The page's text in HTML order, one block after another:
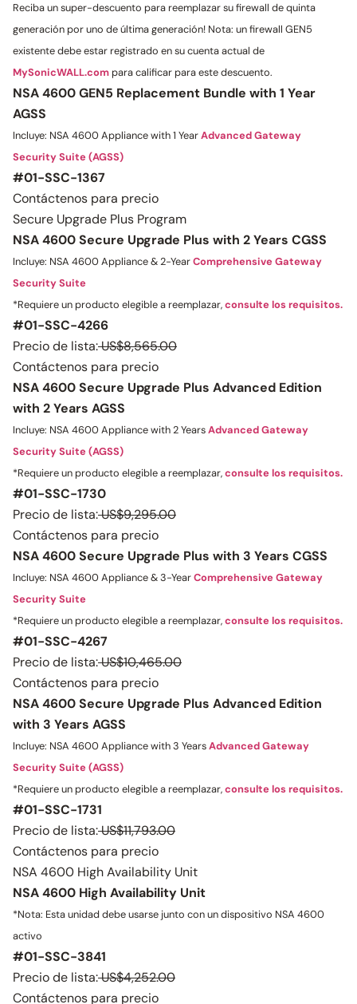
Reciba un super-descuento para reemplazar su firewall de quinta
generación por uno de última generación! Nota: un firewall GEN5
existente debe estar registrado en su cuenta actual de
MySonicWALL.compara calificar para este descuento.
NSA 4600 GEN5 Replacement Bundle with 1 Year
AGSS
Incluye: NSA 4600 Appliance with 1 YearAdvanced Gateway
Security Suite (AGSS)
#01-SSC-1367
Contáctenos para precio
Secure Upgrade Plus Program
NSA 4600 Secure Upgrade Plus with 2 Years CGSS
Incluye: NSA 4600 Appliance & 2-YearComprehensive Gateway
Security Suite
*Requiere un producto elegible a reemplazar,consulte los requisitos.
#01-SSC-4266
Precio de lista:US$8,565.00
Contáctenos para precio
NSA 4600 Secure Upgrade Plus Advanced Edition
with 2 Years AGSS
Incluye: NSA 4600 Appliance with 2 YearsAdvanced Gateway
Security Suite (AGSS)
*Requiere un producto elegible a reemplazar,consulte los requisitos.
#01-SSC-1730
Precio de lista:US$9,295.00
Contáctenos para precio
NSA 4600 Secure Upgrade Plus with 3 Years CGSS
Incluye: NSA 4600 Appliance & 3-YearComprehensive Gateway
Security Suite
*Requiere un producto elegible a reemplazar,consulte los requisitos.
#01-SSC-4267
Precio de lista:US$10,465.00
Contáctenos para precio
NSA 4600 Secure Upgrade Plus Advanced Edition
with 3 Years AGSS
Incluye: NSA 4600 Appliance with 3 YearsAdvanced Gateway
Security Suite (AGSS)
*Requiere un producto elegible a reemplazar,consulte los requisitos.
#01-SSC-1731
Precio de lista:US$11,793.00
Contáctenos para precio
NSA 4600 High Availability Unit
NSA 4600 High Availability Unit
*Nota: Esta unidad debe usarse junto con un dispositivo NSA 4600
activo
#01-SSC-3841
Precio de lista:US$4,252.00
Contáctenos para precio